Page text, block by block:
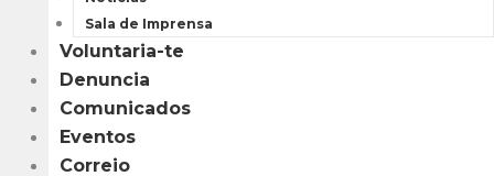
Sala de Imprensa
Voluntaria-te
Denuncia
Comunicados
Eventos
Correio